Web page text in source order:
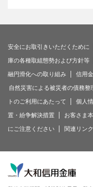
安全にお取引きいただくために
庫の各種取組態勢および方針等
融円滑化への取り組み
信用
自然災害による被災者の債務
トのご利用にあたって
個人
置・紛争解決措置
お客さま
にご注意ください
関連リンク